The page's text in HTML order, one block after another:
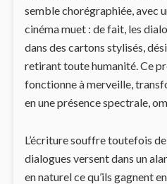
semble chorégraphiée, avec
cinéma muet : de fait, les
dans des cartons stylisés,
retirant toute humanité. Ce
fonctionne à merveille,
en une présence spectrale,
L’écriture souffre toutefois
dialogues versent dans un
en naturel ce qu’ils gagnent